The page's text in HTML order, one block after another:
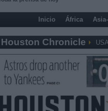
Inicio África
Houston Chronicle